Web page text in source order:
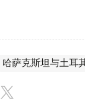
哈萨克斯坦与土耳